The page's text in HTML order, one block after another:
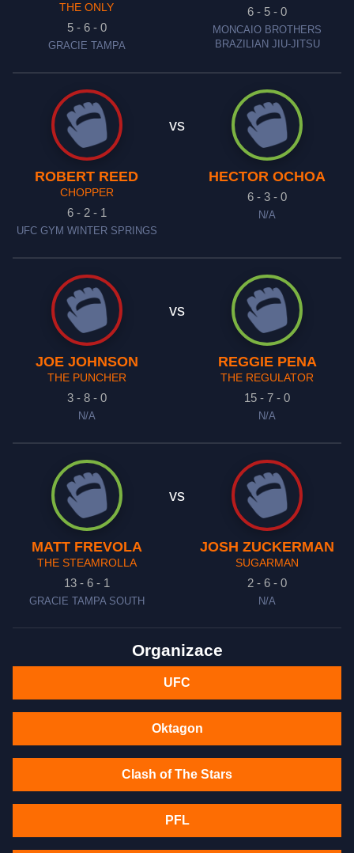
THE ONLY
5 - 6 - 0
GRACIE TAMPA
6 - 5 - 0
MONCAIO BROTHERS
BRAZILIAN JIU-JITSU
ROBERT REED
CHOPPER
6 - 2 - 1
UFC GYM WINTER SPRINGS
vs
HECTOR OCHOA
6 - 3 - 0
N/A
JOE JOHNSON
THE PUNCHER
3 - 8 - 0
N/A
vs
REGGIE PENA
THE REGULATOR
15 - 7 - 0
N/A
MATT FREVOLA
THE STEAMROLLA
13 - 6 - 1
GRACIE TAMPA SOUTH
vs
JOSH ZUCKERMAN
SUGARMAN
2 - 6 - 0
N/A
Organizace
UFC
Oktagon
Clash of The Stars
PFL